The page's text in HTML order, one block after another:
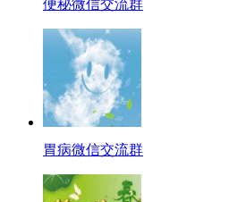
便秘微信交流群
胃病微信交流群